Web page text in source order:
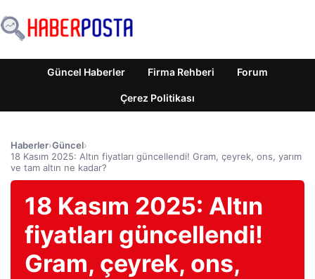
Güncel Haberler Firma Rehberi Forum
Çerez Politikası
Haberler›Güncel›
18 Kasım 2025: Altın fiyatları güncellendi! Gram, çeyrek, ons, yarım
ve tam altın ne kadar?
18 Kasım 2025: Altın
fiyatları güncellendi!
Gram, çeyrek, ons,